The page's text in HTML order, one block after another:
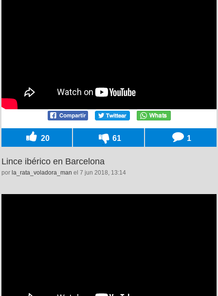
20 61 1
Lince ibérico en Barcelona
por la_rata_voladora_man el 7 jun 2018, 13:14